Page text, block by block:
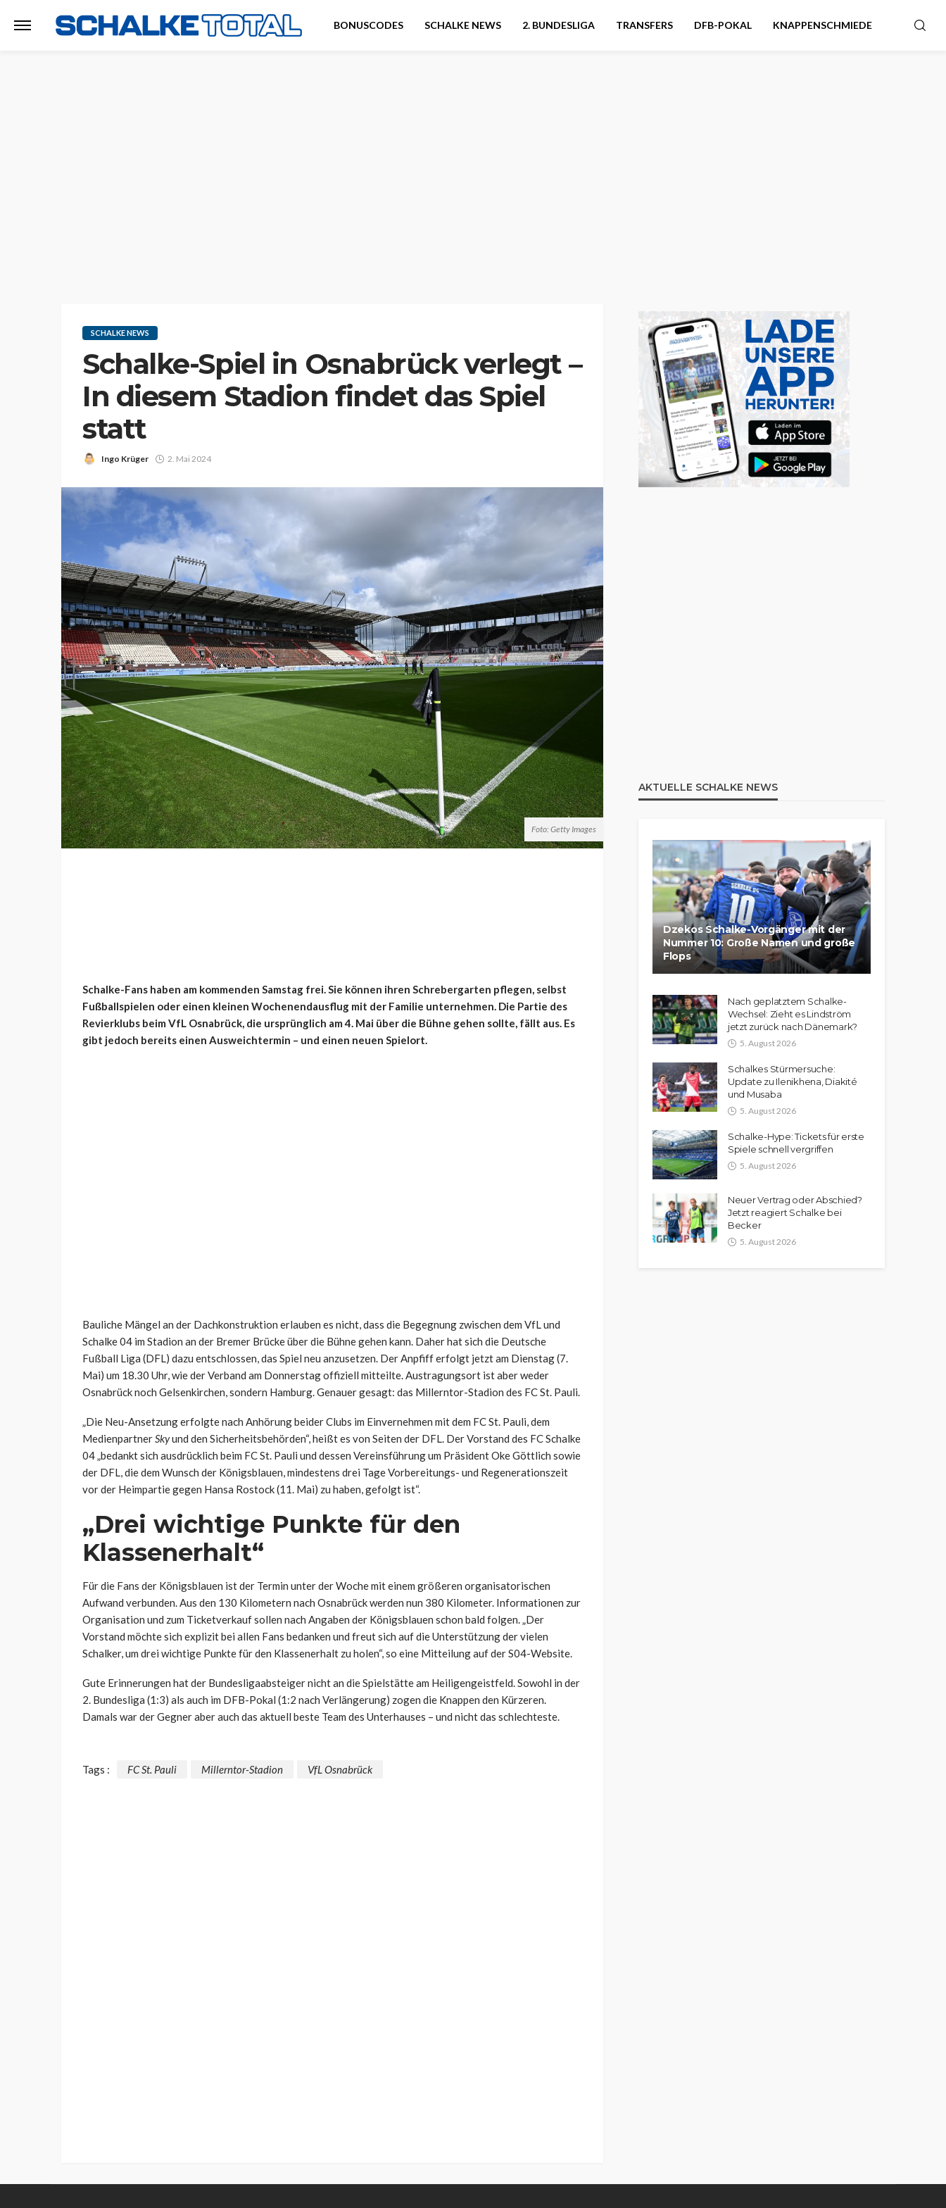
BONUSCODES SCHALKE NEWS 2. BUNDESLIGA TRANSFERS DFB-POKAL KNAPPENSCHMIEDE
SCHALKE NEWS
Schalke-Spiel in Osnabrück verlegt –
In diesem Stadion findet das Spiel
statt
Ingo Krüger 2. Mai 2024
Foto: Getty Images
Schalke-Fans haben am kommenden Samstag frei. Sie können ihren Schrebergarten pflegen, selbst
Fußballspielen oder einen kleinen Wochenendausflug mit der Familie unternehmen. Die Partie des
Revierklubs beim VfL Osnabrück, die ursprünglich am 4. Mai über die Bühne gehen sollte, fällt aus. Es
gibt jedoch bereits einen Ausweichtermin – und einen neuen Spielort.
Bauliche Mängel an der Dachkonstruktion erlauben es nicht, dass die Begegnung zwischen dem VfL und
Schalke 04 im Stadion an der Bremer Brücke über die Bühne gehen kann. Daher hat sich die Deutsche
Fußball Liga (DFL) dazu entschlossen, das Spiel neu anzusetzen. Der Anpfiff erfolgt jetzt am Dienstag (7.
Mai) um 18.30 Uhr, wie der Verband am Donnerstag offiziell mitteilte. Austragungsort ist aber weder
Osnabrück noch Gelsenkirchen, sondern Hamburg. Genauer gesagt: das Millerntor-Stadion des FC St. Pauli.
„Die Neu-Ansetzung erfolgte nach Anhörung beider Clubs im Einvernehmen mit dem FC St. Pauli, dem
MedienpartnerSkyund den Sicherheitsbehörden“, heißt es von Seiten der DFL. Der Vorstand des FC Schalke
04 „bedankt sich ausdrücklich beim FC St. Pauli und dessen Vereinsführung um Präsident Oke Göttlich sowie
der DFL, die dem Wunsch der Königsblauen, mindestens drei Tage Vorbereitungs- und Regenerationszeit
vor der Heimpartie gegen Hansa Rostock (11. Mai) zu haben, gefolgt ist“.
„Drei wichtige Punkte für den
Klassenerhalt“
Für die Fans der Königsblauen ist der Termin unter der Woche mit einem größeren organisatorischen
Aufwand verbunden. Aus den 130 Kilometern nach Osnabrück werden nun 380 Kilometer. Informationen zur
Organisation und zum Ticketverkauf sollen nach Angaben der Königsblauen schon bald folgen. „Der
Vorstand möchte sich explizit bei allen Fans bedanken und freut sich auf die Unterstützung der vielen
Schalker, um drei wichtige Punkte für den Klassenerhalt zu holen“, so eine Mitteilung auf der S04-Website.
Gute Erinnerungen hat der Bundesligaabsteiger nicht an die Spielstätte am Heiligengeistfeld. Sowohl in der
2. Bundesliga (1:3) als auch im DFB-Pokal (1:2 nach Verlängerung) zogen die Knappen den Kürzeren.
Damals war der Gegner aber auch das aktuell beste Team des Unterhauses – und nicht das schlechteste.
Tags : FC St. Pauli Millerntor-Stadion VfL Osnabrück
AKTUELLE SCHALKE NEWS
Dzekos Schalke-Vorgänger mit der
Nummer 10: Große Namen und große
Flops
Nach geplatztem Schalke-
Wechsel: Zieht es Lindström
jetzt zurück nach Dänemark?
5. August 2026
Schalkes Stürmersuche:
Update zu Ilenikhena, Diakité
und Musaba
5. August 2026
Schalke-Hype: Tickets für erste
Spiele schnell vergriffen
5. August 2026
Neuer Vertrag oder Abschied?
Jetzt reagiert Schalke bei
Becker
5. August 2026